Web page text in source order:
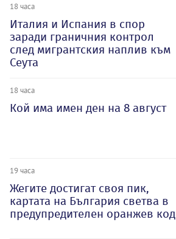
18 часа
Италия и Испания в спор
заради граничния контрол
след мигрантския наплив към
Сеута
18 часа
Кой има имен ден на 8 август
19 часа
Жегите достигат своя пик,
картата на България светва в
предупредителен оранжев код